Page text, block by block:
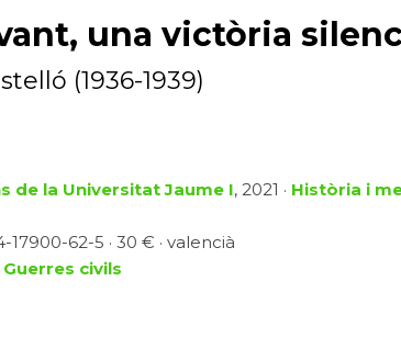
una victòria
(1936-1939)
de la Universitat Jaume I, 2021 · Història i
17900-62-5 · 30 € · valencià
Guerres civils